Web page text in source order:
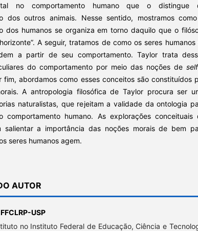
no comportamento humano que o distingue
dos outros animais. Nesse sentido, mostramos
dos humanos se organiza em torno daquilo que o
A seguir, tratamos de como os seres humanos
a partir de seu comportamento. Taylor trata
do comportamento por meio das noções de self
fim, abordamos como esses conceitos são constituídos
A antropologia filosófica de Taylor procura ser
naturalistas, que rejeitam a validade da ontologia
comportamento humano. As explorações conceituais
salientar a importância das noções morais de bem
seres humanos agem.
AUTOR
FFCLRP-USP
no Instituto Federal de Educação, Ciência e